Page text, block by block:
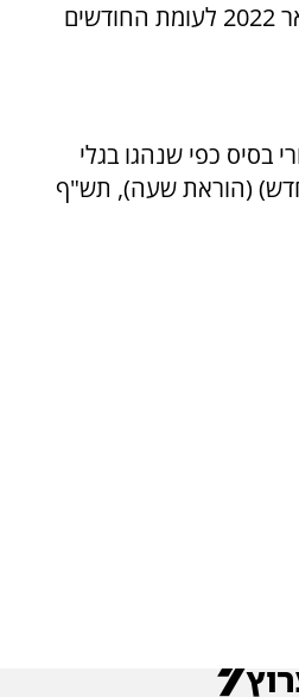
1. ירידת מחזורים משמעותית – סף ירידת המחזורים בחודשים ינואר ופברואר 2022 לעומת החודשים
2020 ו-2021 יקבעו להם מחזורי בסיס כפי שנהגו בגלי
(הוראת שעה), תש"ף